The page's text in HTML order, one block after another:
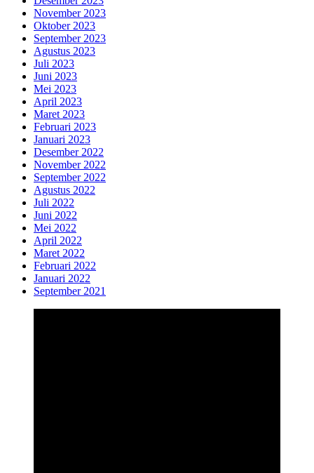
November 2023
Oktober 2023
September 2023
Agustus 2023
Juli 2023
Juni 2023
Mei 2023
April 2023
Maret 2023
Februari 2023
Januari 2023
Desember 2022
November 2022
September 2022
Agustus 2022
Juli 2022
Juni 2022
Mei 2022
April 2022
Maret 2022
Februari 2022
Januari 2022
September 2021